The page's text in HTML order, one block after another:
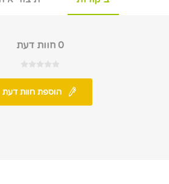
0 חוות דעת
הוספת חוות דעת